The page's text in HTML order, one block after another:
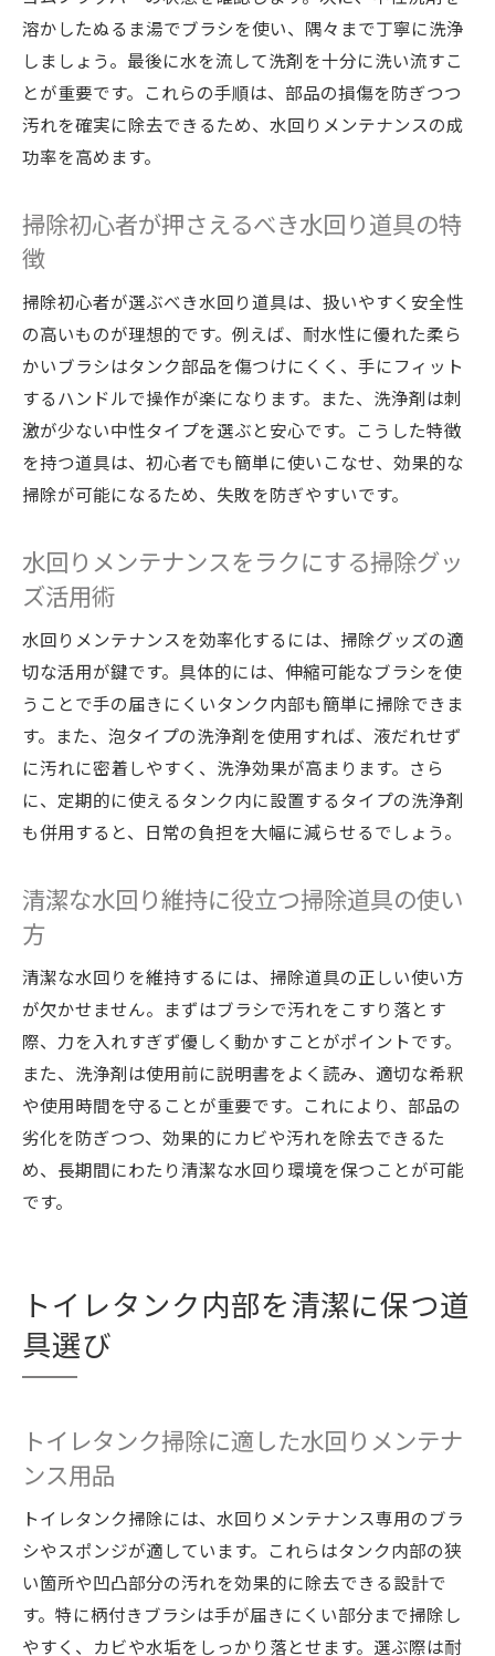
水回りメンテナンス初心者向け掃除手順の
基本
初めてのトイレタンク掃除で役立つポイン
ト
わかりやすい水回り掃除のステップと注意
水回りメンテナンスを簡単にする道具の使
掃除初心者が知るべきトイレタンクケアの
流れ
安心して実践できる水回り掃除のコツ
NG行為を避けるタンク掃除の注意点
水回りメンテナンスで避けたいタンク掃除
のNG例
トイレタンク掃除でやりがちな失敗と対策
ト
タンク掃除で素材を傷めないためのコツ
トイレタンク掃除のNG行為と安全な方法
水回りメンテナンスを正しく行うための心
得
簡単投入で叶うタンク内清掃のコツ
ンス術
水回りメンテナンスで手軽に清潔を保つ秘
訣
タンク掃除が手軽になる投入型商品の活用
水回りメンテナンスで叶う簡単タンク清掃
のポイント
ドラッグストアで手に入る水回り掃除用品
の特徴
水回りメンテナンスに役立つ洗浄剤の見極
め方
ドラッグストアで人気のトイレタンク洗浄
剤比較
安心安全な水回りメンテナンスのための洗
浄剤選び
トイレタンク掃除が快適になる秘訣
溶かしたぬるま湯でブラシを使い、隅々まで丁寧に洗浄
しましょう。最後に水を流して洗剤を十分に洗い流すこ
とが重要です。これらの手順は、部品の損傷を防ぎつつ
汚れを確実に除去できるため、水回りメンテナンスの成
功率を高めます。
掃除初心者が押さえるべき水回り道具の特
徴
掃除初心者が選ぶべき水回り道具は、扱いやすく安全性
の高いものが理想的です。例えば、耐水性に優れた柔ら
かいブラシはタンク部品を傷つけにくく、手にフィット
するハンドルで操作が楽になります。また、洗浄剤は刺
激が少ない中性タイプを選ぶと安心です。こうした特徴
を持つ道具は、初心者でも簡単に使いこなせ、効果的な
掃除が可能になるため、失敗を防ぎやすいです。
水回りメンテナンスをラクにする掃除グッ
ズ活用術
水回りメンテナンスを効率化するには、掃除グッズの適
切な活用が鍵です。具体的には、伸縮可能なブラシを使
うことで手の届きにくいタンク内部も簡単に掃除できま
す。また、泡タイプの洗浄剤を使用すれば、液だれせず
に汚れに密着しやすく、洗浄効果が高まります。さら
に、定期的に使えるタンク内に設置するタイプの洗浄剤
も併用すると、日常の負担を大幅に減らせるでしょう。
清潔な水回り維持に役立つ掃除道具の使い
方
清潔な水回りを維持するには、掃除道具の正しい使い方
が欠かせません。まずはブラシで汚れをこすり落とす
際、力を入れすぎず優しく動かすことがポイントです。
また、洗浄剤は使用前に説明書をよく読み、適切な希釈
や使用時間を守ることが重要です。これにより、部品の
劣化を防ぎつつ、効果的にカビや汚れを除去できるた
め、長期間にわたり清潔な水回り環境を保つことが可能
です。
トイレタンク内部を清潔に保つ道
具選び
トイレタンク掃除に適した水回りメンテナ
ンス用品
トイレタンク掃除には、水回りメンテナンス専用のブラ
シやスポンジが適しています。これらはタンク内部の狭
い箇所や凹凸部分の汚れを効果的に除去できる設計で
す。特に柄付きブラシは手が届きにくい部分まで掃除し
やすく、カビや水垢をしっかり落とせます。選ぶ際は耐